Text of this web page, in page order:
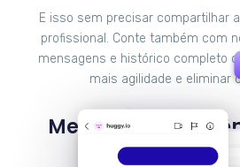
E isso sem precisar compartilhar
profissional. Conte também com
mensagens e histórico completo
mais agilidade e eliminar
Melhore a
cliente e